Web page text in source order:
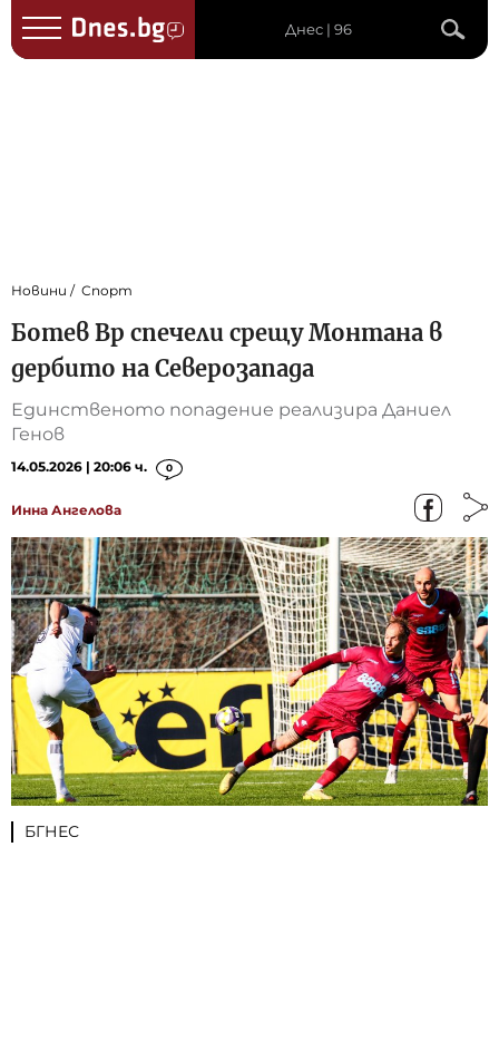
Днес | 96
Новини Спорт
Ботев Вр спечели срещу Монтана в
дербито на Северозапада
Единственото попадение реализира Даниел
Генов
14.05.2026 | 20:06 ч. 0
Инна Ангелова
БГНЕС